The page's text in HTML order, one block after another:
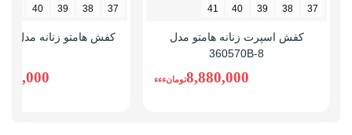
37
38
39
40
41
کفش اسپرت زنانه هامتو مدل
360570B-8
8,880,000تومانءءء
37
38
39
40
کفش هامتو زنانه مدل 360570B-7